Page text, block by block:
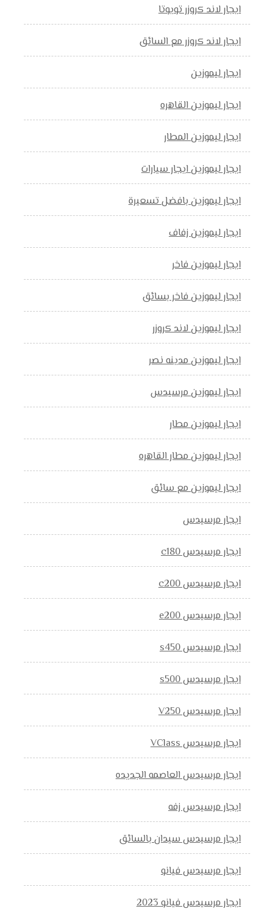
ايجار لاند كروزر تويوتا
ايجار لاند كروزر مع السائق
ايجار ليموزين
ايجار ليموزين القاهره
ايجار ليموزين المطار
ايجار ليموزين ايجار سيارات
ايجار ليموزين بافضل تسعيرة
ايجار ليموزين زفاف
ايجار ليموزين فاخر
ايجار ليموزين فاخر بسائق
ايجار ليموزين لاند كروزر
ايجار ليموزين مدينه نصر
ايجار ليموزين مرسيدس
ايجار ليموزين مطار
ايجار ليموزين مطار القاهره
ايجار ليموزين مع سائق
ايجار مرسيدس
ايجار مرسيدس c180
ايجار مرسيدس c200
ايجار مرسيدس e200
ايجار مرسيدس s450
ايجار مرسيدس s500
ايجار مرسيدس V250
ايجار مرسيدس VClass
ايجار مرسيدس العاصمه الجديده
ايجار مرسيدس زفه
ايجار مرسيدس سيدان بالسائق
ايجار مرسيدس فيانو
ايجار مرسيدس فيانو 2023